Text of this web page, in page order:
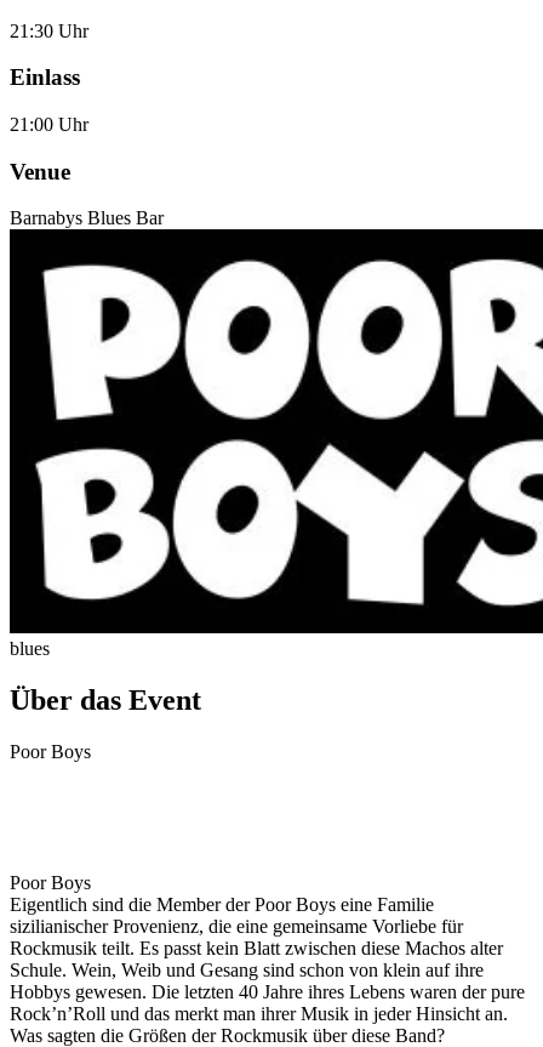
21:30 Uhr
Einlass
21:00 Uhr
Venue
Barnabys Blues Bar
blues
Über das Event
Poor Boys
Poor Boys
Eigentlich sind die Member der Poor Boys eine Familie
sizilianischer Provenienz, die eine gemeinsame Vorliebe für
Rockmusik teilt. Es passt kein Blatt zwischen diese Machos alter
Schule. Wein, Weib und Gesang sind schon von klein auf ihre
Hobbys gewesen. Die letzten 40 Jahre ihres Lebens waren der pure
Rock’n’Roll und das merkt man ihrer Musik in jeder Hinsicht an.
Was sagten die Größen der Rockmusik über diese Band?